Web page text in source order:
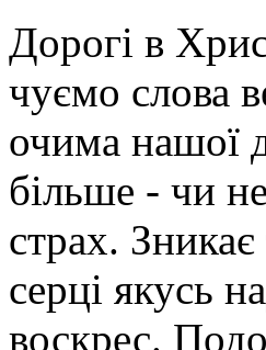
Дорогі в
чуємо слова
очима нашої
більше - чи
страх.
серці якусь
воскрес.